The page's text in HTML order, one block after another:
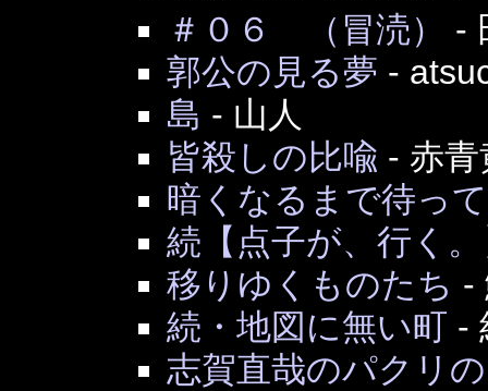
＃０６ （冒涜） -
郭公の見る夢 -
島 - 山人
皆殺しの比喩 - 赤青
暗くなるまで待って
続【点子が、行く
移りゆくものたち -
続・地図に無い町 -
志賀直哉のパクリ